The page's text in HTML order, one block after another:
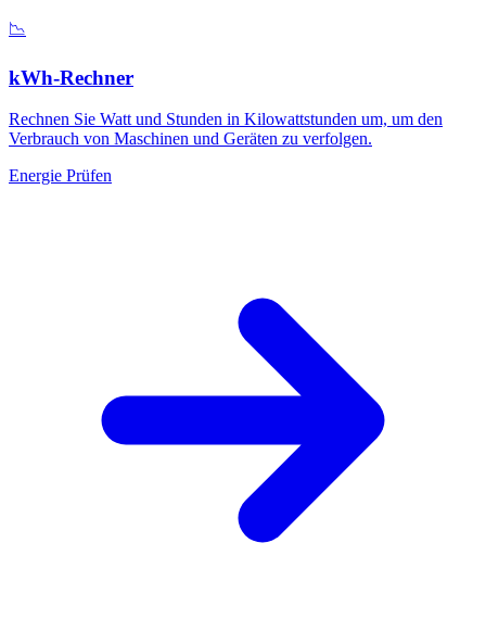
📉
kWh-Rechner
Rechnen Sie Watt und Stunden in Kilowattstunden um, um den
Verbrauch von Maschinen und Geräten zu verfolgen.
Energie Prüfen